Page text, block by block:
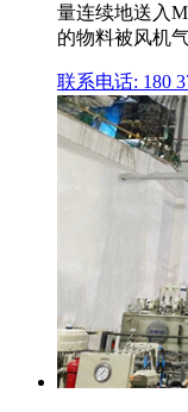
量连续地送入
的物料被风机
联系电话: 180